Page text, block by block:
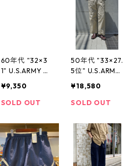
60年代 "32×3
1" U.S.ARMY ア
ノパン ミリタ
リー 古着 古着
テージ
¥9,350
SOLD OUT
50年代 "33×27.
5位" U.S.ARMY
チノパン ミリ
タリー 古着 古
ンテージ
¥18,580
SOLD OUT